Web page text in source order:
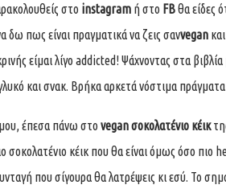
στο instagram ή στο FBθα είδες
δω πως είναι πραγματικά να ζεις σανvegan
είμαι λίγο addicted! Ψάχνοντας στα
και σνακ. Βρήκα αρκετά νόστιμα
έπεσα πάνω στο vegan σοκολατένιο κέικ
σοκολατένιο κέικ που θα είναι όμως όσο πιο
που σίγουρα θα λατρέψεις κι εσύ. Το